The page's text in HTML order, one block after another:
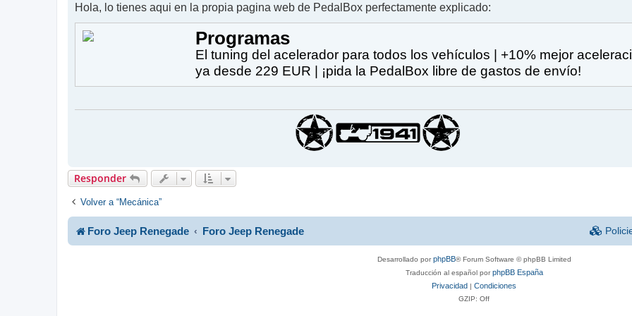
Hola, lo tienes aqui en la propia pagina web de PedalBox perfectamente explicado:
Programas
El tuning del acelerador para todos los vehículos | +10% mejor
ya desde 229 EUR | ¡pida la PedalBox libre de gastos de envío!
Responder
Volver a “Mecánica”
Foro Jeep Renegade Foro Jeep Renegade
Desarrollado porphpBB® Forum Software © phpBB Limited
Traducción al español porphpBB España
Privacidad | Condiciones
GZIP: Off